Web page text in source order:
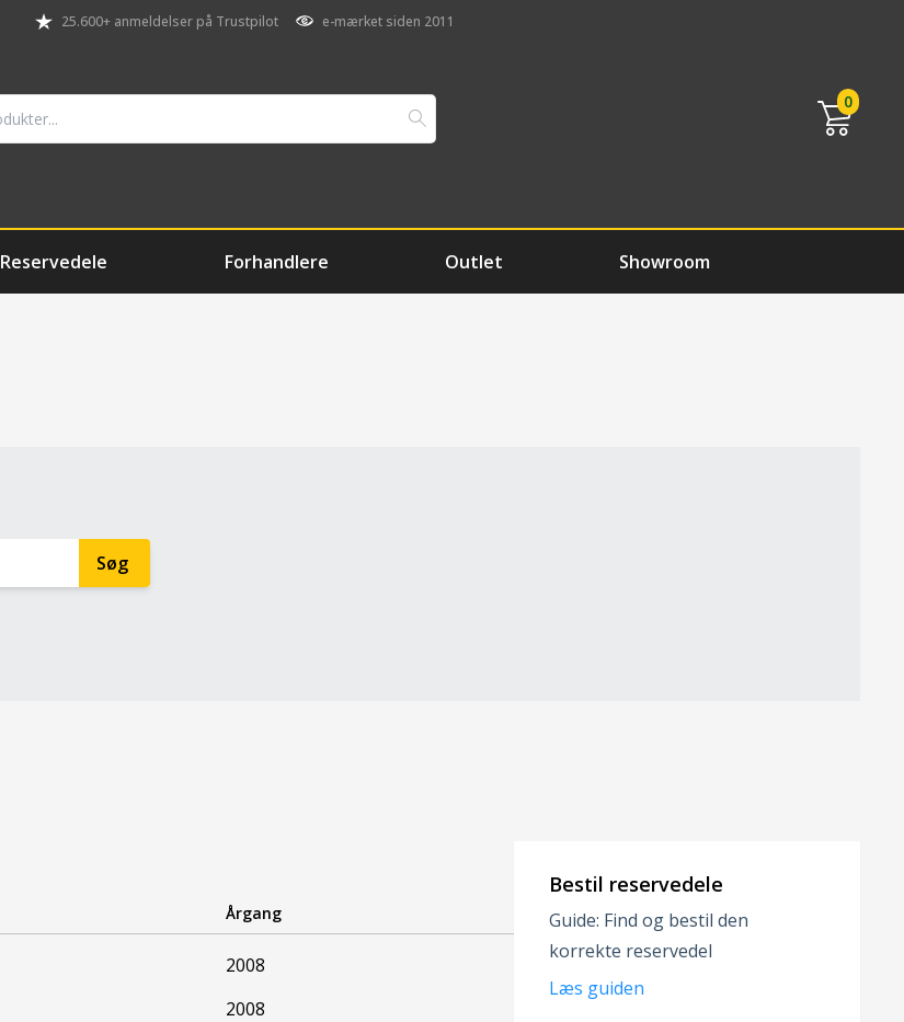
25.600+ anmeldelser på Trustpilot e-mærket siden 2011
0
Reservedele Forhandlere Outlet Showroom
Årgang
2008
2008
Bestil reservedele
Guide: Find og bestil den
korrekte reservedel
Læs guiden